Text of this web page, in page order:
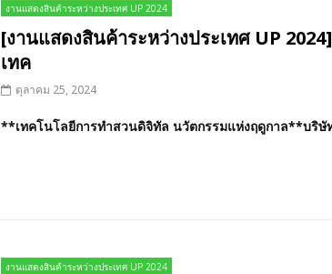
งานแสดงสินค้าระหว่างประเทศ UP 2024
[งานแสดงสินค้าระหว่างประเทศ UP
เทค
ตุลาคม 25, 2024
**เทคโนโลยีการทำสวนดิจิทัล นวัตกรรมแห่งฤดูกาล**บริษั
งานแสดงสินค้าระหว่างประเทศ UP 2024